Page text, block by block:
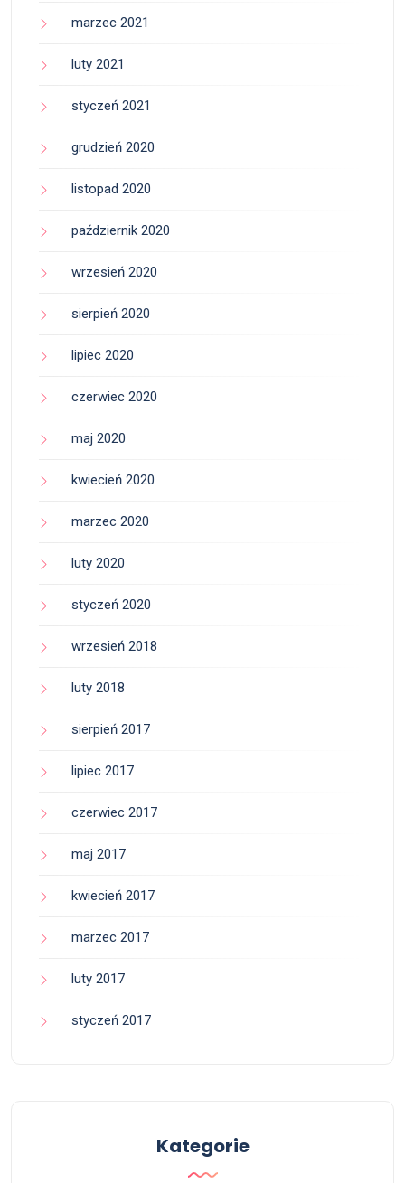
marzec 2021
luty 2021
styczeń 2021
grudzień 2020
listopad 2020
październik 2020
wrzesień 2020
sierpień 2020
lipiec 2020
czerwiec 2020
maj 2020
kwiecień 2020
marzec 2020
luty 2020
styczeń 2020
wrzesień 2018
luty 2018
sierpień 2017
lipiec 2017
czerwiec 2017
maj 2017
kwiecień 2017
marzec 2017
luty 2017
styczeń 2017
Kategorie